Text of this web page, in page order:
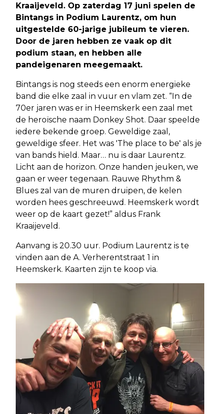
Kraaijeveld. Op zaterdag 17 juni spelen de
Bintangs in Podium Laurentz, om hun
uitgestelde 60-jarige jubileum te vieren.
Door de jaren hebben ze vaak op dit
podium staan, en hebben alle
pandeigenaren meegemaakt.
Bintangs is nog steeds een enorm energieke
band die elke zaal in vuur en vlam zet. “In de
70er jaren was er in Heemskerk een zaal met
de heroïsche naam Donkey Shot. Daar speelde
iedere bekende groep. Geweldige zaal,
geweldige sfeer. Het was 'The place to be' als je
van bands hield. Maar… nu is daar Laurentz.
Licht aan de horizon. Onze handen jeuken, we
gaan er weer tegenaan. Rauwe Rhythm &
Blues zal van de muren druipen, de kelen
worden hees geschreeuwd. Heemskerk wordt
weer op de kaart gezet!” aldus Frank
Kraaijeveld.
Aanvang is 20.30 uur. Podium Laurentz is te
vinden aan de A. Verherentstraat 1 in
Heemskerk. Kaarten zijn te koop via.